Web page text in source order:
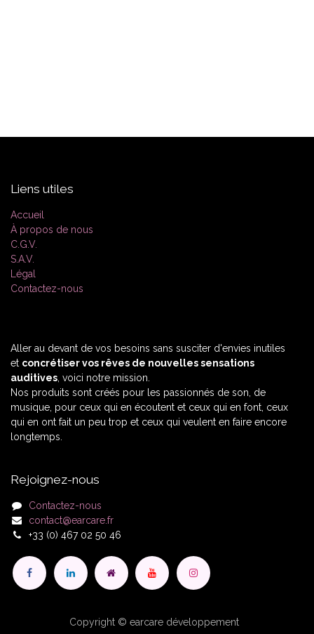
Liens utiles
Accueil
À propos de nous
C.G.V.
S.A.V.
Légal
Contactez-nous
Aller au devant de vos besoins sans susciter d'envies inutiles
et concrétiser vos rêves de nouvelles sensations
auditives , voici notre mission.
Nos produits sont créés pour les passionnés de son, de
musique, pour ceux qui en écoutent et ceux qui en font, ceux
qui en ont fait un peu trop et ceux qui veulent en faire encore
longtemps.
Rejoignez-nous
Contactez-nous
contact@earcare.fr
+33 (0) 467 02 50 46
Copyright © earcare développement